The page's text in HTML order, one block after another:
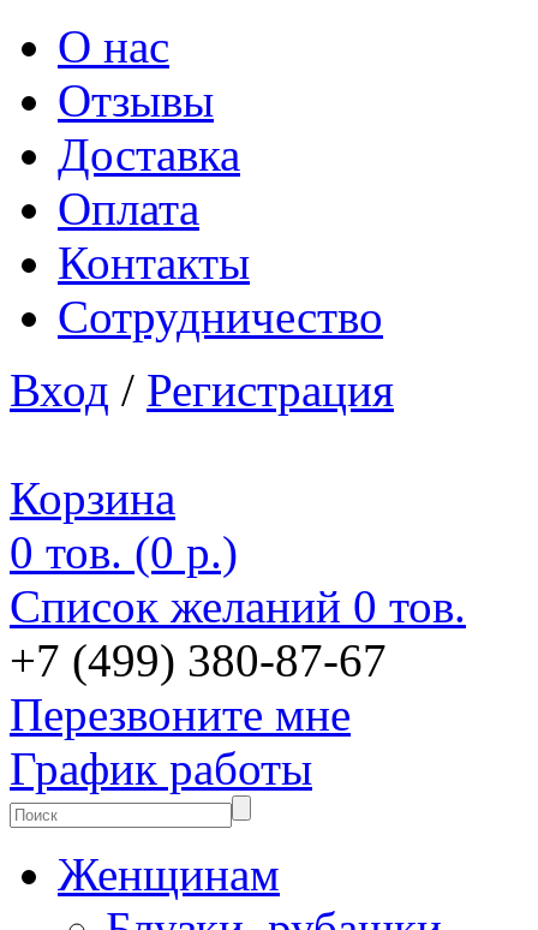
О нас
Отзывы
Доставка
Оплата
Контакты
Сотрудничество
Вход / Регистрация
Корзина
0 тов. (0 р.)
Список желаний 0 тов.
+7 (499) 380-87-67
Перезвоните мне
График работы
Женщинам